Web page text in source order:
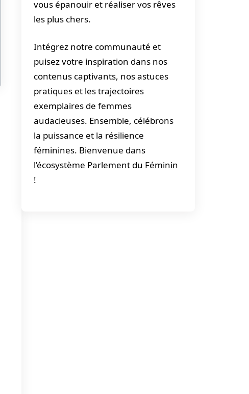
vous épanouir et réaliser vos rêves
les plus chers.
Intégrez notre communauté et
puisez votre inspiration dans nos
contenus captivants, nos astuces
pratiques et les trajectoires
exemplaires de femmes
audacieuses. Ensemble, célébrons
la puissance et la résilience
féminines. Bienvenue dans
l’écosystème Parlement du Féminin
!